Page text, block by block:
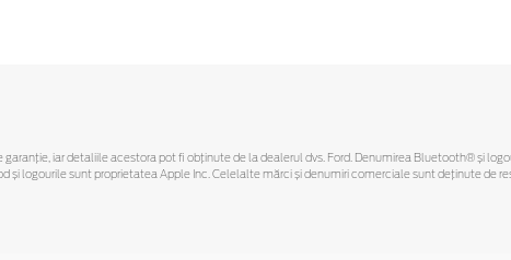
iar detaliile acestora pot fi obținute de la dealerul dvs. Ford. Denumirea Bluetooth® și
logourile sunt proprietatea Apple Inc. Celelalte mărci și denumiri comerciale sunt deținute de